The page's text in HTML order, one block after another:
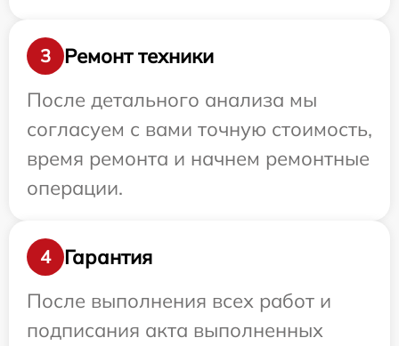
3
Ремонт техники
После детального анализа мы
согласуем с вами точную стоимость,
время ремонта и начнем ремонтные
операции.
4
Гарантия
После выполнения всех работ и
подписания акта выполненных